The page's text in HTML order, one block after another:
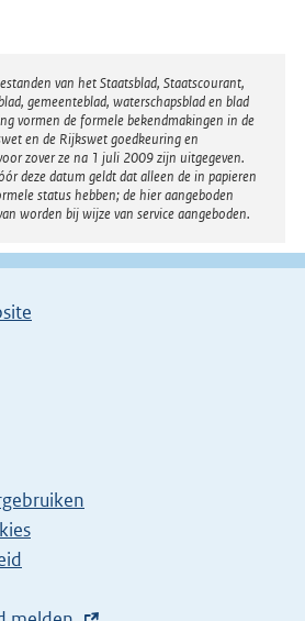
van het Staatsblad, Staatscourant,
gemeenteblad, waterschapsblad en blad
vormen de formele bekendmakingen in de
en de Rijkswet goedkeuring en
zover ze na 1 juli 2009 zijn uitgegeven.
deze datum geldt dat alleen de in papieren
status hebben; de hier aangeboden
worden bij wijze van service aangeboden.